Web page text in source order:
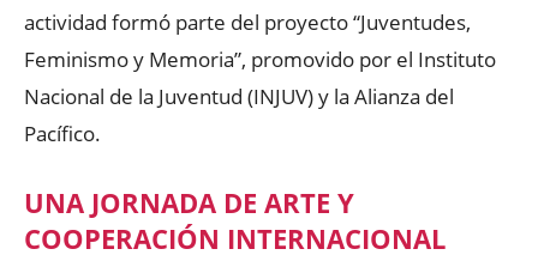
actividad formó parte del proyecto “Juventudes,
Feminismo y Memoria”, promovido por el Instituto
Nacional de la Juventud (INJUV) y la Alianza del
Pacífico.
UNA JORNADA DE ARTE Y
COOPERACIÓN INTERNACIONAL